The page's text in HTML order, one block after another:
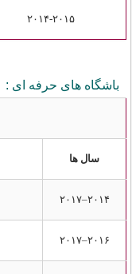
۲۰۱۴-۲۰۱۵
باشگاه های حرفه ای :
سال ها
۲۰۱۴–۲۰۱۷
۲۰۱۶–۲۰۱۷